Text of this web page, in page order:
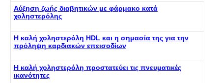
Αύξηση ζωής διαβητικών με φάρμακο κατά
χοληστερόλης
Η καλή χοληστερόλη HDL και η σημασία της για την
πρόληψη καρδιακών επεισοδίων
Η καλή χοληστερόλη προστατεύει τις πνευματικές
ικανότητες